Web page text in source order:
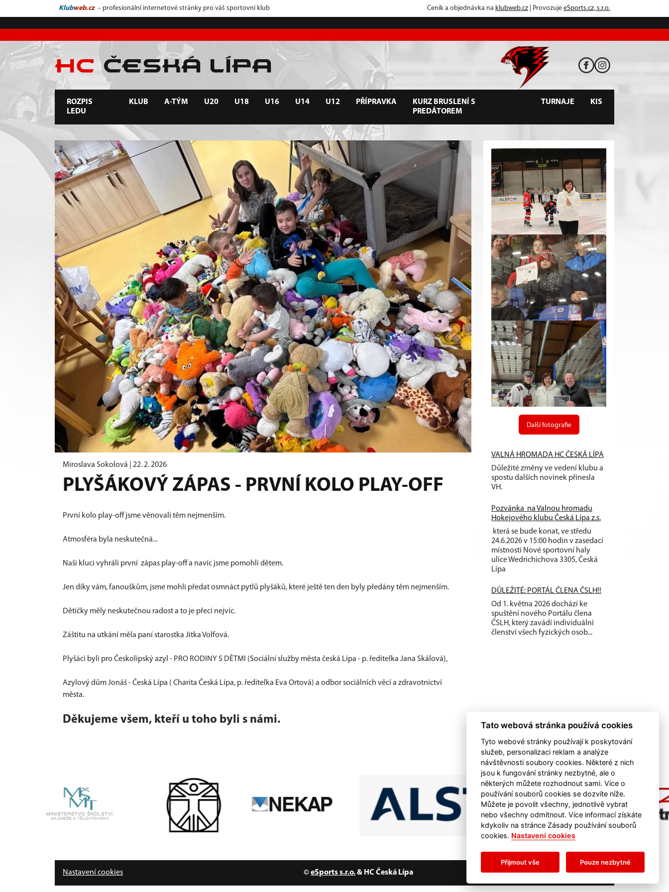
Klubweb.cz – profesionální internetové stránky pro váš sportovní klub Ceník a objednávka na klubweb.cz | Provozuje eSports.cz, s.r.o.
ROZPIS
LEDU
KLUB A-TÝM U20 U18 U16 U14 U12 PŘÍPRAVKA
KURZ BRUSLENÍ S
PREDÁTOREM
TURNAJE KIS
Miroslava Sokolová | 22. 2. 2026
PLYŠÁKOVÝ ZÁPAS - PRVNÍ KOLO PLAY-OFF
První kolo play-off jsme věnovali těm nejmenším.
Atmosféra byla neskutečná...
Naši kluci vyhráli první zápas play-off a navíc jsme pomohli dětem.
Jen díky vám, fanouškům, jsme mohli předat osmnáct pytlů plyšáků, které ještě ten den byly předány těm nejmenším.
Dětičky měly neskutečnou radost a to je přeci nejvíc.
Záštitu na utkání měla paní starostka Jitka Volfová.
Plyšáci byli pro Českolipský azyl - PRO RODINY S DĚTMI (Sociální služby města česká Lípa - p. ředitelka Jana Skálová),
Azylový dům Jonáš - Česká Lípa ( Charita Česká Lípa, p. ředitelka Eva Ortová) a odbor sociálních věcí a zdravotnictví
města.
Děkujeme všem, kteří u toho byli s námi.
Další fotografie
VALNÁ HROMADA HC ČESKÁ LÍPA
Důležité změny ve vedení klubu a
spostu dalších novinek přinesla
VH.
Pozvánka na Valnou hromadu
Hokejového klubu Česká Lípa z.s.
která se bude konat, ve středu
24.6.2026 v 15:00 hodin v zasedací
místnosti Nové sportovní haly
ulice Wedrichichova 3305, Česká
Lípa
DŮLEŽITÉ: PORTÁL ČLENA ČSLH!!
Od 1. května 2026 dochází ke
spuštění nového Portálu člena
ČSLH, který zavádí individuální
členství všech fyzických osob...
Nastavení cookies ©eSports s.r.o.& HC Česká Lípa RSS
Tato webová stránka používá cookies
Tyto webové stránky používají k poskytování
služeb, personalizaci reklam a analýze
návštěvnosti soubory cookies. Některé z nich
jsou k fungování stránky nezbytné, ale o
některých můžete rozhodnout sami. Více o
používání souborů cookies se dozvíte níže.
Můžete je povolit všechny, jednotlivě vybrat
nebo všechny odmítnout. Více informací získáte
kdykoliv na stránce Zásady používání souborů
cookies. Nastavení cookies
Přijmout vše Pouze nezbytné